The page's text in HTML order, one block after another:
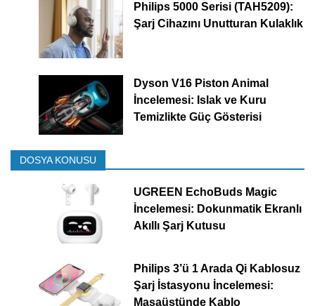
Philips 5000 Serisi (TAH5209):
Şarj Cihazını Unutturan Kulaklık
Dyson V16 Piston Animal
İncelemesi: Islak ve Kuru
Temizlikte Güç Gösterisi
DOSYA KONUSU
UGREEN EchoBuds Magic
İncelemesi: Dokunmatik Ekranlı
Akıllı Şarj Kutusu
Philips 3’ü 1 Arada Qi Kablosuz
Şarj İstasyonu İncelemesi:
Masaüstünde Kablo